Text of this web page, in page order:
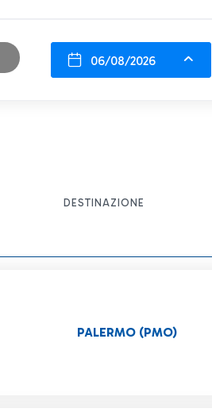
06/08/2026
DESTINAZIONE
PALERMO (PMO)